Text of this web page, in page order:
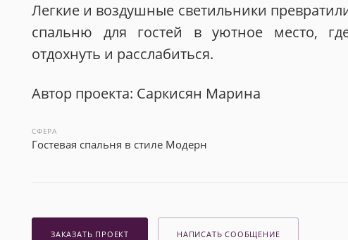
Легкие и воздушные светильники
спальню для гостей в уютное место,
отдохнуть и расслабиться.
Автор проекта: Саркисян Марина
СФЕРА
Гостевая спальня в стиле Модерн
ЗАКАЗАТЬ ПРОЕКТ НАПИСАТЬ СООБЩЕНИЕ